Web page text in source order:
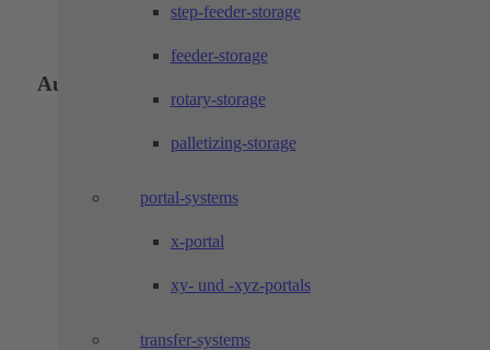
step-feeder-storage
feeder-storage
rotary-storage
palletizing-storage
portal-systems
x-portal
xy- und -xyz-portals
transfer-systems
Auszug Anwendungsbereiche:
Montage Steuergeräte
Aufladesysteme
Systeme für Solarzellenverschaltung
Systeme für Windgeneratoren
Laserschweißsystem